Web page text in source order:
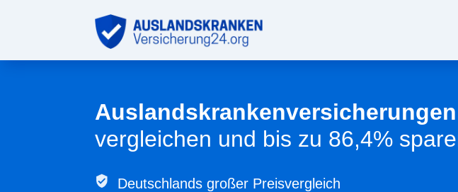
Auslandskrankenversicherungen
vergleichen und bis zu 86,4%
Deutschlands großer Preisvergleich